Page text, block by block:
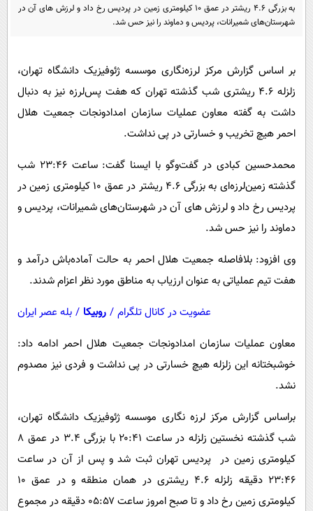
سرگرمی
محیط زیست
سلامت
فرهنگی
بین الملل
اجتماعی
سیاست خارجی
پیامک
روانشناسی
به بزرگی ۴.۶ ریشتر در عمق ۱۰ کیلومتری زمین در پردیس رخ داد و لرزش های آن در
شهرستان‌های شمیرانات، پردیس و دماوند را نیز حس شد.
بر اساس گزارش مرکز لرزه‌نگاری موسسه ژئوفیزیک دانشگاه تهران،
زلزله ۴.۶ ریشتری شب گذشته تهران که هفت پس‌لرزه نیز به دنبال
داشت به گفته معاون عملیات سازمان امدادونجات جمعیت هلال
احمر هیچ تخریب و خسارتی در پی نداشت.
محمدحسین کبادی در گفت‌وگو با ایسنا گفت: ساعت ۲۳:۴۶ شب
گذشته زمین‌لرزه‌ای به بزرگی ۴.۶ ریشتر در عمق ۱۰ کیلومتری زمین در
پردیس رخ داد و لرزش های آن در شهرستان‌های شمیرانات، پردیس و
دماوند را نیز حس شد.
وی افزود: بلافاصله جمعیت هلال احمر به حالت آماده‌باش درآمد و
هفت تیم عملیاتی به عنوان ارزیاب به مناطق مورد نظر اعزام شدند.
عضویت در کانال تلگرام / روبیکا / بله عصر ایران
معاون عملیات سازمان امدادونجات جمعیت هلال احمر ادامه داد:
خوشبختانه این زلزله هیچ خسارتی در پی نداشت و فردی نیز مصدوم
نشد.
براساس گزارش مرکز لرزه نگاری موسسه ژئوفیزیک دانشگاه تهران،
شب گذشته نخستین زلزله در ساعت ۲۰:۴۱ با بزرگی ۳.۴ در عمق ۸
کیلومتری زمین در پردیس تهران ثبت شد و پس از آن در ساعت
۲۳:۴۶ دقیقه زلزله ۴.۶ ریشتری در همان منطقه و در عمق ۱۰
کیلومتری زمین رخ داد و تا صبح امروز ساعت ۰۵:۵۷ دقیقه در مجموع